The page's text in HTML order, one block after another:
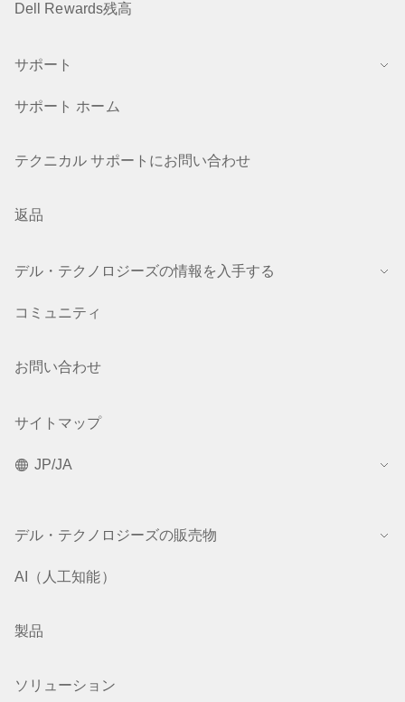
Dell Rewards残高
サポート
サポート ホーム
テクニカル サポートにお問い合わせ
返品
デル・テクノロジーズの情報を入手する
コミュニティ
お問い合わせ
サイトマップ
JP/JA
デル・テクノロジーズの販売物
AI（人工知能）
製品
ソリューション